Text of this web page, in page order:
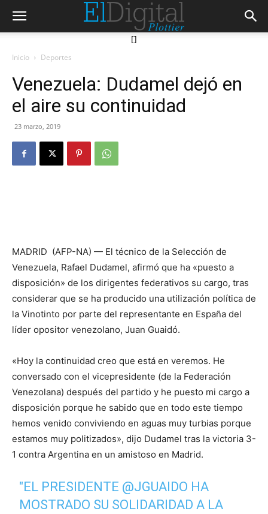
[]
Inicio Deportes
Venezuela: Dudamel dejó en
el aire su continuidad
23 marzo, 2019
MADRID (AFP-NA) — El técnico de la Selección de
Venezuela, Rafael Dudamel, afirmó que ha «puesto a
disposición» de los dirigentes federativos su cargo, tras
considerar que se ha producido una utilización política de
la Vinotinto por parte del representante en España del
líder opositor venezolano, Juan Guaidó.
«Hoy la continuidad creo que está en veremos. He
conversado con el vicepresidente (de la Federación
Venezolana) después del partido y he puesto mi cargo a
disposición porque he sabido que en todo este tiempo
hemos venido conviviendo en aguas muy turbias porque
estamos muy politizados», dijo Dudamel tras la victoria 3-
1 contra Argentina en un amistoso en Madrid.
"EL PRESIDENTE @JGUAIDO HA
MOSTRADO SU SOLIDARIDAD A LA